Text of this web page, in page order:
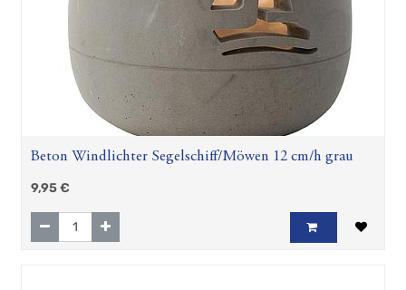
Beton Windlichter Segelschiff/Möwen 12 cm/h grau
9,95€